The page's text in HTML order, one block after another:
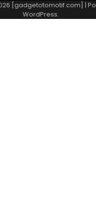
[gadgetotomotif.com] |
WordPress.